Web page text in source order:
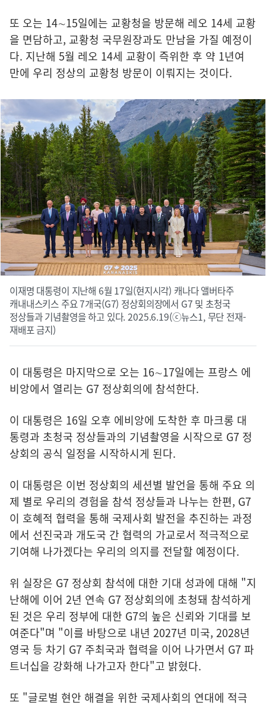
또 오는 14∼15일에는 교황청을 방문해 레오 14세 교황
을 면담하고, 교황청 국무원장과도 만남을 가질 예정이
다. 지난해 5월 레오 14세 교황이 즉위한 후 약 1년여
만에 우리 정상의 교황청 방문이 이뤄지는 것이다.
이재명 대통령이 지난해 6월 17일(현지시각) 캐나다 앨버타주
캐내내스키스 주요 7개국(G7) 정상회의장에서 G7 및 초청국
정상들과 기념촬영을 하고 있다. 2025.6.19(ⓒ뉴스1, 무단 전재-
재배포 금지)
이 대통령은 마지막으로 오는 16∼17일에는 프랑스 에
비앙에서 열리는 G7 정상회의에 참석한다.
이 대통령은 16일 오후 에비앙에 도착한 후 마크롱 대
통령과 초청국 정상들과의 기념촬영을 시작으로 G7 정
상회의 공식 일정을 시작하시게 된다.
이 대통령은 이번 정상회의 세션별 발언을 통해 주요 의
제 별로 우리의 경험을 참석 정상들과 나누는 한편, G7
이 호혜적 협력을 통해 국제사회 발전을 추진하는 과정
에서 선진국과 개도국 간 협력의 가교로서 적극적으로
기여해 나가겠다는 우리의 의지를 전달할 예정이다.
위 실장은 G7 정상회 참석에 대한 기대 성과에 대해 "지
난해에 이어 2년 연속 G7 정상회의에 초청돼 참석하게
된 것은 우리 정부에 대한 G7의 높은 신뢰와 기대를 보
여준다"며 "이를 바탕으로 내년 2027년 미국, 2028년
영국 등 차기 G7 주최국과 협력을 이어 나가면서 G7 파
트너십을 강화해 나가고자 한다"고 밝혔다.
또 "글로벌 현안 해결을 위한 국제사회의 연대에 적극